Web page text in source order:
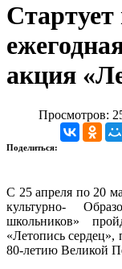
Стартует
акция
Просмотров:
Поделиться:
С 25 апреля по 20
культурно-
школьников»
«Летопись сердец»,
80-летию Великой